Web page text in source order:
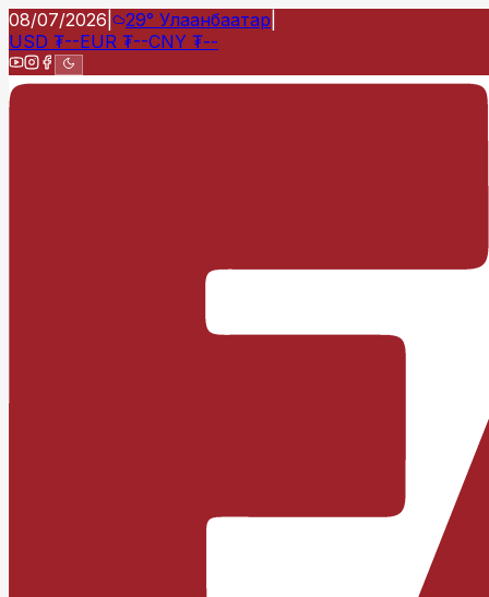
08/07/2026 29° Улаанбаатар
USD ₮--EUR ₮--CNY ₮--